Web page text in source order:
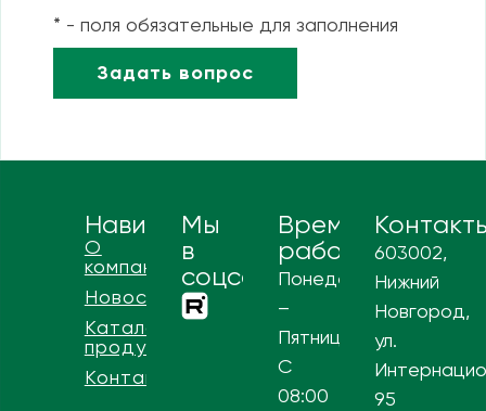
* - поля обязательные для заполнения
Навигация
О
компании
Новости
Каталог
продукции
Контакты
Мы
в
соцсетях
Время
работы
Понедельник
–
Пятница
С
08:00
603002,
Нижний
Новгород,
ул.
95